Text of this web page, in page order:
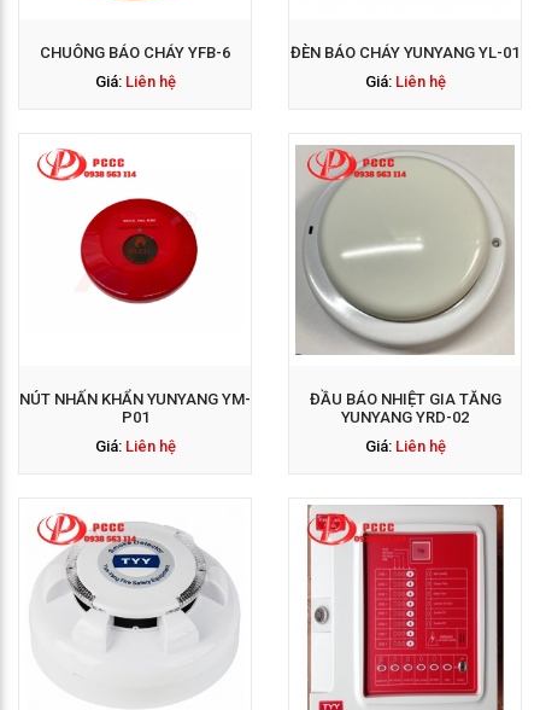
CHUÔNG BÁO CHÁY YFB-6
Giá: Liên hệ
ĐÈN BÁO CHÁY YUNYANG YL-01
Giá: Liên hệ
NÚT NHẤN KHẨN YUNYANG YM-
P01
Giá: Liên hệ
GỌI NGAY: 0938 563
ĐẦU BÁO NHIỆT GIA TĂNG
YUNYANG YRD-02
Giá: Liên hệ